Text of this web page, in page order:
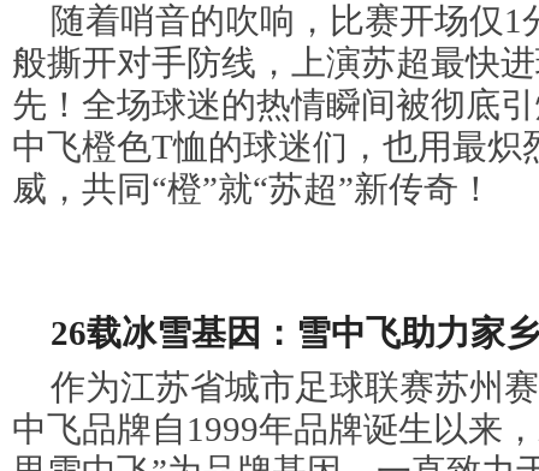
随着哨音的吹响，比赛开场仅
般撕开对手防线，上演苏超最快
先！全场球迷的热情瞬间被彻底
中飞橙色T恤的球迷们，也用最炽
威，共同“橙”就“苏超”新传奇！
26载冰雪基因：雪中飞助力家
作为江苏省城市足球联赛苏州
中飞品牌自1999年品牌诞生以来